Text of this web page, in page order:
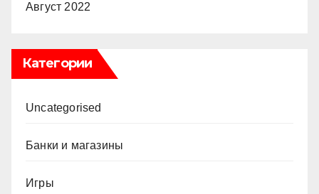
Август 2022
Категории
Uncategorised
Банки и магазины
Игры